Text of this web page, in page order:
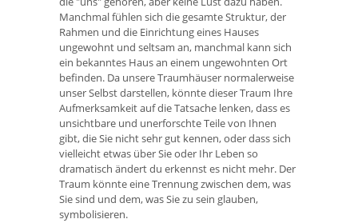
Manchmal fühlen sich die gesamte Struktur, der
Rahmen und die Einrichtung eines Hauses
ungewohnt und seltsam an, manchmal kann sich
ein bekanntes Haus an einem ungewohnten Ort
befinden. Da unsere Traumhäuser normalerweise
unser Selbst darstellen, könnte dieser Traum Ihre
Aufmerksamkeit auf die Tatsache lenken, dass es
unsichtbare und unerforschte Teile von Ihnen
gibt, die Sie nicht sehr gut kennen, oder dass sich
vielleicht etwas über Sie oder Ihr Leben so
dramatisch ändert du erkennst es nicht mehr. Der
Traum könnte eine Trennung zwischen dem, was
Sie sind und dem, was Sie zu sein glauben,
symbolisieren.